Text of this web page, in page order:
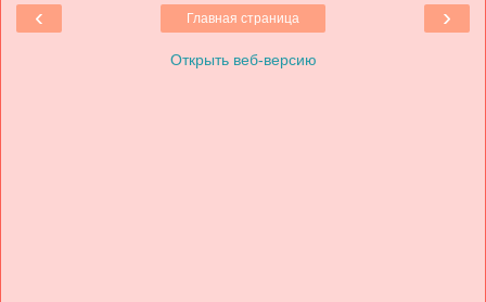
‹ ›
Главная страница
Открыть веб-версию